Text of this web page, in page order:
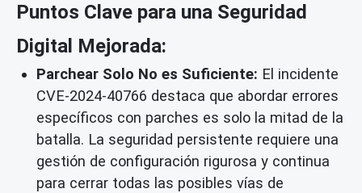
Puntos Clave para una Seguridad
Digital Mejorada:
Parchear Solo No es Suficiente: El incidente
CVE-2024-40766 destaca que abordar errores
específicos con parches es solo la mitad de la
batalla. La seguridad persistente requiere una
gestión de configuración rigurosa y continua
para cerrar todas las posibles vías de